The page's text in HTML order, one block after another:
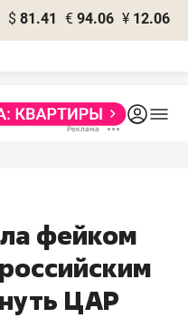
$ 81.41 € 94.06 ¥ 12.06
фейком
ЦАР